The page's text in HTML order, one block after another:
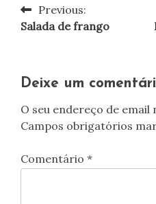
Navegação
Previous:
Salada de frango
Deixe um
O seu endereço de email
Campos obrigatórios
Comentário *